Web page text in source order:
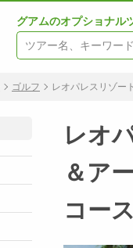
グアムのオプショナル
ゴルフ レオパレスリゾー
レオ
＆ア
コース